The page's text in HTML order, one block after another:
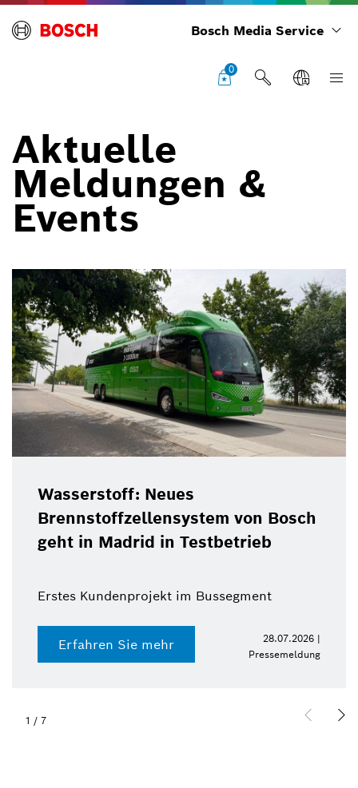
Bosch Media Service
0
Aktuelle
Meldungen &
Events
Wasserstoff: Neues
Brennstoffzellensystem von Bosch
geht in Madrid in Testbetrieb
Erstes Kundenprojekt im Bussegment
Erfahren Sie mehr
28.07.2026 |
Pressemeldung
1 / 7